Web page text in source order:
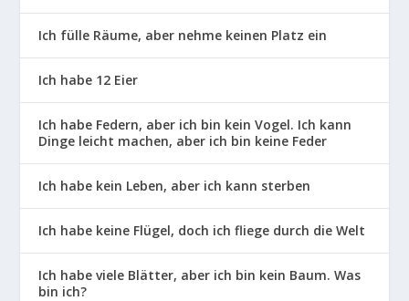
Ich fülle Räume, aber nehme keinen Platz ein
Ich habe 12 Eier
Ich habe Federn, aber ich bin kein Vogel. Ich kann
Dinge leicht machen, aber ich bin keine Feder
Ich habe kein Leben, aber ich kann sterben
Ich habe keine Flügel, doch ich fliege durch die Welt
Ich habe viele Blätter, aber ich bin kein Baum. Was
bin ich?